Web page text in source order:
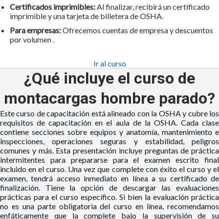
Certificados imprimibles: Al finalizar, recibirá un certificado
imprimible y una tarjeta de billetera de OSHA.
Para empresas:Ofrecemos cuentas de empresaydescuentos
por volumen
Ir al curso
¿Qué incluye el curso de
montacargas hombre parado?
Este curso de capacitación está alineado con la OSHA y cubre los
requisitos de capacitación en el aula de la OSHA. Cada clase
contiene secciones sobre equipos y anatomía, mantenimiento e
inspecciones, operaciones seguras y estabilidad, peligros
comunes y más. Esta presentación incluye preguntas de práctica
intermitentes para prepararse para el examen escrito final
incluido en el curso. Una vez que complete con éxito el curso y el
examen, tendrá acceso inmediato en línea a su certificado de
finalización. Tiene la opción de descargar las evaluaciones
prácticas para el curso específico. Si bien la evaluación práctica
no es una parte obligatoria del curso en línea, recomendamos
enfáticamente que la complete bajo la supervisión de su